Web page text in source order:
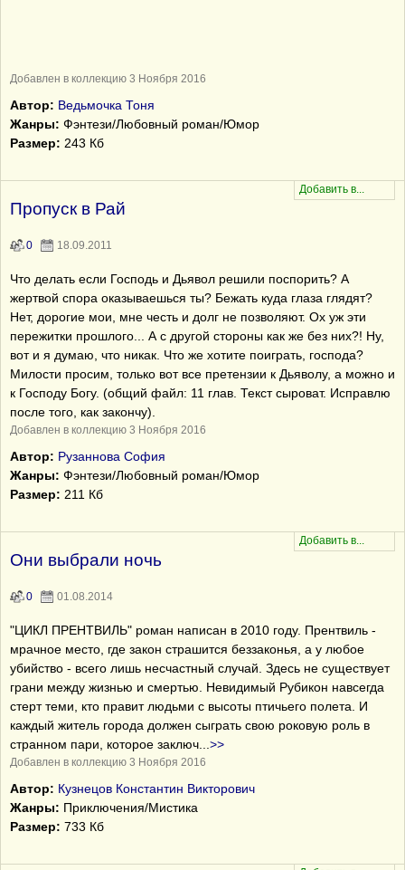
Добавлен в коллекцию 3 Ноября 2016
Автор: Ведьмочка Тоня
Жанры: Фэнтези/Любовный роман/Юмор
Размер: 243 Кб
Пропуск в Рай
0 18.09.2011
Что делать если Господь и Дьявол решили поспорить? А
жертвой спора оказываешься ты? Бежать куда глаза глядят?
Нет, дорогие мои, мне честь и долг не позволяют. Ох уж эти
пережитки прошлого... А с другой стороны как же без них?! Ну,
вот и я думаю, что никак. Что же хотите поиграть, господа?
Милости просим, только вот все претензии к Дьяволу, а можно и
к Господу Богу. (общий файл: 11 глав. Текст сыроват. Исправлю
после того, как закончу).
Добавлен в коллекцию 3 Ноября 2016
Автор: Рузаннова София
Жанры: Фэнтези/Любовный роман/Юмор
Размер: 211 Кб
Они выбрали ночь
0 01.08.2014
"ЦИКЛ ПРЕНТВИЛЬ" роман написан в 2010 году. Прентвиль -
мрачное место, где закон страшится беззаконья, а у любое
убийство - всего лишь несчастный случай. Здесь не существует
грани между жизнью и смертью. Невидимый Рубикон навсегда
стерт теми, кто правит людьми с высоты птичьего полета. И
каждый житель города должен сыграть свою роковую роль в
странном пари, которое заключ
>>
Добавлен в коллекцию 3 Ноября 2016
Автор: Кузнецов Константин Викторович
Жанры: Приключения/Мистика
Размер: 733 Кб